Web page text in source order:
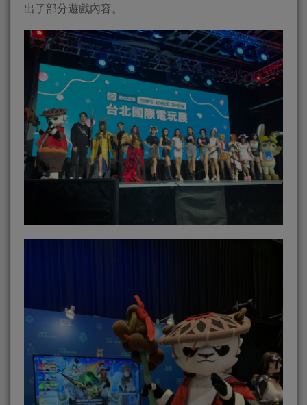
出了部分遊戲內容。